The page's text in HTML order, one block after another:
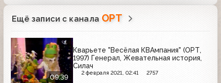
Ещё записи с канала ОРТ
09:39
Кварьете "Весёлая КВАмпания" (ОРТ,
1997) Генерал, Жевательная история,
Силач
2 февраля 2021, 02:41 2757